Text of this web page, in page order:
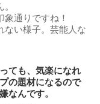
通りですね！
ない様子。芸能人な
ても、気楽になれ
の題材になるので
なんです。